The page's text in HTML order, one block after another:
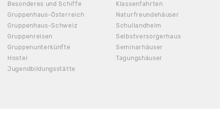
Besonderes und Schiffe
Gruppenhaus-Österreich
Gruppenhaus-Schweiz
Gruppenreisen
Gruppenunterkünfte
Hostel
Jugendbildungsstätte
Klassenfahrten
Naturfreundehäuser
Schullandheim
Selbstversorgerhaus
Seminarhäuser
Tagungshäuser